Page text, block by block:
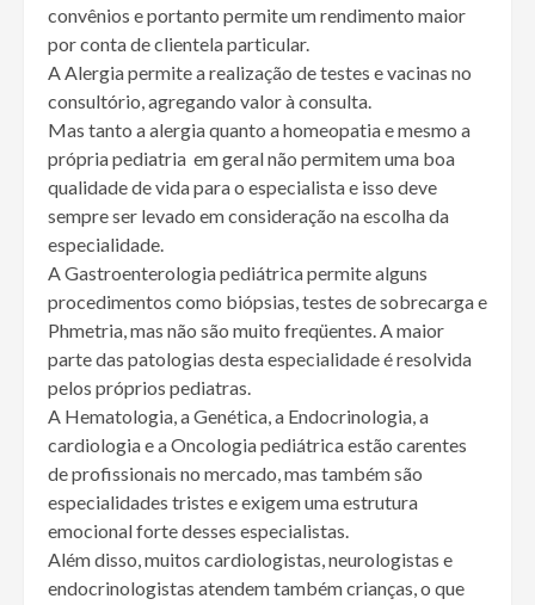
convênios e portanto permite um rendimento maior
por conta de clientela particular.
A Alergia permite a realização de testes e vacinas no
consultório, agregando valor à consulta.
Mas tanto a alergia quanto a homeopatia e mesmo a
própria pediatria em geral não permitem uma boa
qualidade de vida para o especialista e isso deve
sempre ser levado em consideração na escolha da
especialidade.
A Gastroenterologia pediátrica permite alguns
procedimentos como biópsias, testes de sobrecarga e
Phmetria, mas não são muito freqüentes. A maior
parte das patologias desta especialidade é resolvida
pelos próprios pediatras.
A Hematologia, a Genética, a Endocrinologia, a
cardiologia e a Oncologia pediátrica estão carentes
de profissionais no mercado, mas também são
especialidades tristes e exigem uma estrutura
emocional forte desses especialistas.
Além disso, muitos cardiologistas, neurologistas e
endocrinologistas atendem também crianças, o que